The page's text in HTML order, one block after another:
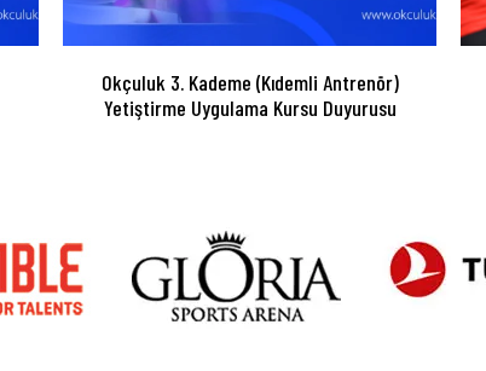
Okçuluk 3. Kademe (Kıdemli Antrenör)
Yetiştirme Uygulama Kursu Duyurusu